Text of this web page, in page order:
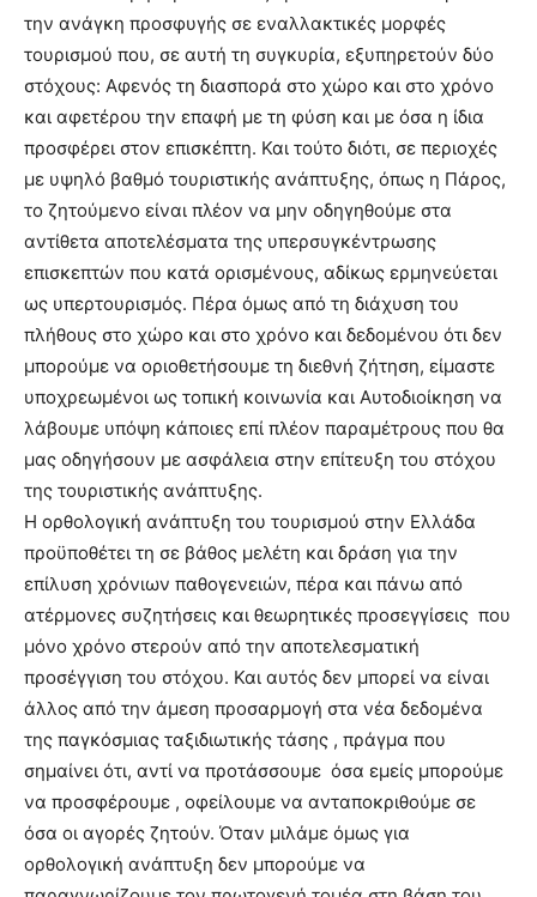
την ανάγκη προσφυγής σε εναλλακτικές μορφές
τουρισμού που, σε αυτή τη συγκυρία, εξυπηρετούν δύο
στόχους: Αφενός τη διασπορά στο χώρο και στο χρόνο
και αφετέρου την επαφή με τη φύση και με όσα η ίδια
προσφέρει στον επισκέπτη. Και τούτο διότι, σε περιοχές
με υψηλό βαθμό τουριστικής ανάπτυξης, όπως η Πάρος,
το ζητούμενο είναι πλέον να μην οδηγηθούμε στα
αντίθετα αποτελέσματα της υπερσυγκέντρωσης
επισκεπτών που κατά ορισμένους, αδίκως ερμηνεύεται
ως υπερτουρισμός. Πέρα όμως από τη διάχυση του
πλήθους στο χώρο και στο χρόνο και δεδομένου ότι δεν
μπορούμε να οριοθετήσουμε τη διεθνή ζήτηση, είμαστε
υποχρεωμένοι ως τοπική κοινωνία και Αυτοδιοίκηση να
λάβουμε υπόψη κάποιες επί πλέον παραμέτρους που θα
μας οδηγήσουν με ασφάλεια στην επίτευξη του στόχου
της τουριστικής ανάπτυξης.
Η ορθολογική ανάπτυξη του τουρισμού στην Ελλάδα
προϋποθέτει τη σε βάθος μελέτη και δράση για την
επίλυση χρόνιων παθογενειών, πέρα και πάνω από
ατέρμονες συζητήσεις και θεωρητικές προσεγγίσεις που
μόνο χρόνο στερούν από την αποτελεσματική
προσέγγιση του στόχου. Και αυτός δεν μπορεί να είναι
άλλος από την άμεση προσαρμογή στα νέα δεδομένα
της παγκόσμιας ταξιδιωτικής τάσης , πράγμα που
σημαίνει ότι, αντί να προτάσσουμε όσα εμείς μπορούμε
να προσφέρουμε , οφείλουμε να ανταποκριθούμε σε
όσα οι αγορές ζητούν. Όταν μιλάμε όμως για
ορθολογική ανάπτυξη δεν μπορούμε να